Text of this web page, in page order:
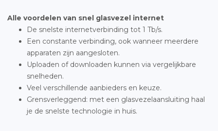
Alle voordelen van snel glasvezel internet
De snelste internetverbinding tot 1 Tb/s.
Een constante verbinding, ook wanneer meerdere
apparaten zijn aangesloten.
Uploaden of downloaden kunnen via vergelijkbare
snelheden.
Veel verschillende aanbieders en keuze.
Grensverleggend: met een glasvezelaansluiting haal
je de snelste technologie in huis.